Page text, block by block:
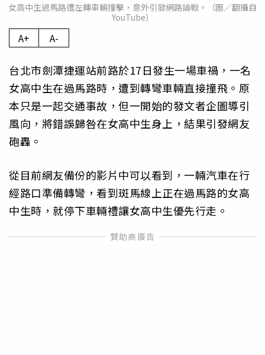
女高中生過馬路遭左轉車輛撞擊，意外引發網路論戰。（圖／翻攝自
YouTube）
A+ A-
台北市劍潭捷運站前路於17日發生一場車禍，一名
女高中生在過馬路時，遭到轉彎車輛直接撞飛。原
本只是一起交通事故，但一開始的發文者企圖導引
風向，將錯誤歸咎在女高中生身上，結果引發網友
砲轟。
從目前網友備份的影片中可以看到，一輛汽車在行
經路口準備轉彎，看到斑馬線上正在過馬路的女高
中生時，就停下車輛禮讓女高中生優先行走。